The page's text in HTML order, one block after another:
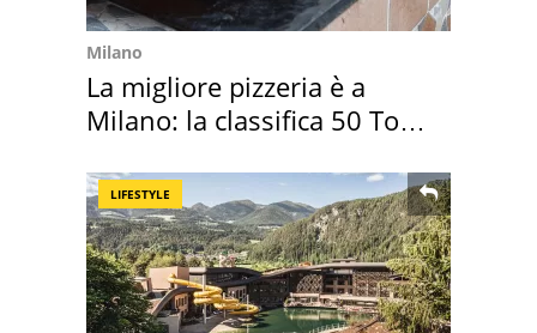
Milano
La migliore pizzeria è a
Milano: la classifica 50 Top
LIFESTYLE